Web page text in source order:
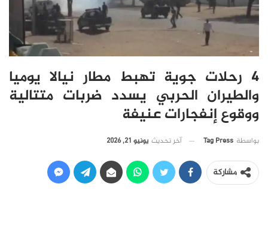
4 رحلات جوية تهبط مطار نيالا يوميا
والطيران الحربي يسدد ضربات متتالية
ووقوع إنفجارات عنيفة
بواسطة Tag Press آخر تحديث يونيو 21, 2026
مشاركة